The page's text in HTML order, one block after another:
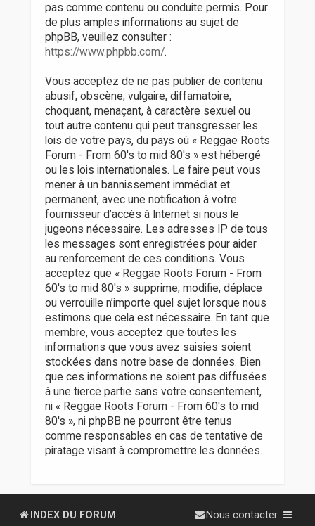
pas comme contenu ou conduite permis. Pour
de plus amples informations au sujet de
phpBB, veuillez consulter :
https://www.phpbb.com/.
Vous acceptez de ne pas publier de contenu
abusif, obscène, vulgaire, diffamatoire,
choquant, menaçant, à caractère sexuel ou
tout autre contenu qui peut transgresser les
lois de votre pays, du pays où « Reggae Roots
Forum - From 60's to mid 80's » est hébergé
ou les lois internationales. Le faire peut vous
mener à un bannissement immédiat et
permanent, avec une notification à votre
fournisseur d’accès à Internet si nous le
jugeons nécessaire. Les adresses IP de tous
les messages sont enregistrées pour aider
au renforcement de ces conditions. Vous
acceptez que « Reggae Roots Forum - From
60's to mid 80's » supprime, modifie, déplace
ou verrouille n’importe quel sujet lorsque nous
estimons que cela est nécessaire. En tant que
membre, vous acceptez que toutes les
informations que vous avez saisies soient
stockées dans notre base de données. Bien
que ces informations ne soient pas diffusées
à une tierce partie sans votre consentement,
ni « Reggae Roots Forum - From 60's to mid
80's », ni phpBB ne pourront être tenus
comme responsables en cas de tentative de
piratage visant à compromettre les données.
INDEX DU FORUM Nous contacter